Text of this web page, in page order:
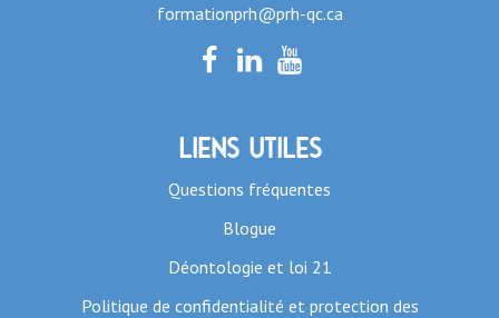
formationprh@prh-qc.ca
Liens utiles
Questions fréquentes
Blogue
Déontologie et loi 21
Politique de confidentialité et protection des